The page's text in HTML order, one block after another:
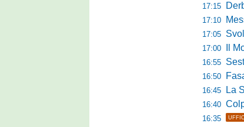
17:15
17:10
17:05
17:00 Il
16:55
16:50
16:45 La
16:40
16:35